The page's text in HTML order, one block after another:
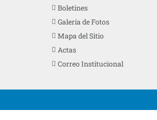
Boletines
Galería de Fotos
Mapa del Sitio
Actas
Correo Institucional